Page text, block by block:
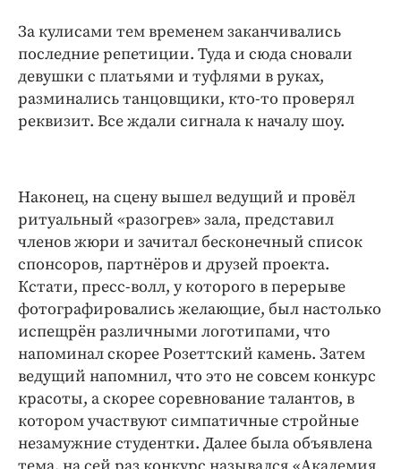
За кулисами тем временем заканчивались
последние репетиции. Туда и сюда сновали
девушки с платьями и туфлями в руках,
разминались танцовщики, кто-то проверял
реквизит. Все ждали сигнала к началу шоу.
Наконец, на сцену вышел ведущий и провёл
ритуальный «разогрев» зала, представил
членов жюри и зачитал бесконечный список
спонсоров, партнёров и друзей проекта.
Кстати, пресс-волл, у которого в перерыве
фотографировались желающие, был настолько
испещрён различными логотипами, что
напоминал скорее Розеттский камень. Затем
ведущий напомнил, что это не совсем конкурс
красоты, а скорее соревнование талантов, в
котором участвуют симпатичные стройные
незамужние студентки. Далее была объявлена